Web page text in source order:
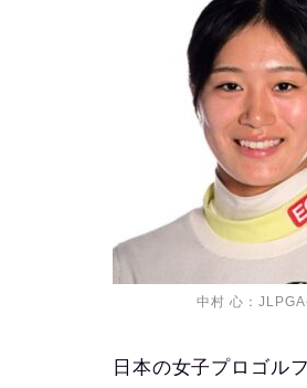
中村 心：
日本の女子プロゴル